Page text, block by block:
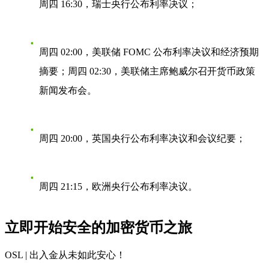
周四 16:30，瑞士央行公布利率决议；
周四 02:00，美联储 FOMC 公布利率决议和经济预期
摘要；周四 02:30，美联储主席鲍威尔召开货币政策
新闻发布会。
周四 20:00，英国央行公布利率决议和会议纪要；
周四 21:15，欧洲央行公布利率决议。
立即开始安全的加密货币之旅
OSL | 出入金从未如此安心 ！